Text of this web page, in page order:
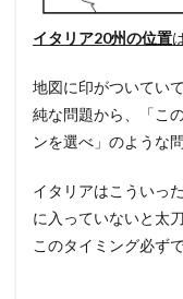
イタリア20州の位置
地図に印がついてい
純な問題から、「こ
ンを選べ」のような
イタリアはこういっ
に入っていないと太
このタイミング必ず